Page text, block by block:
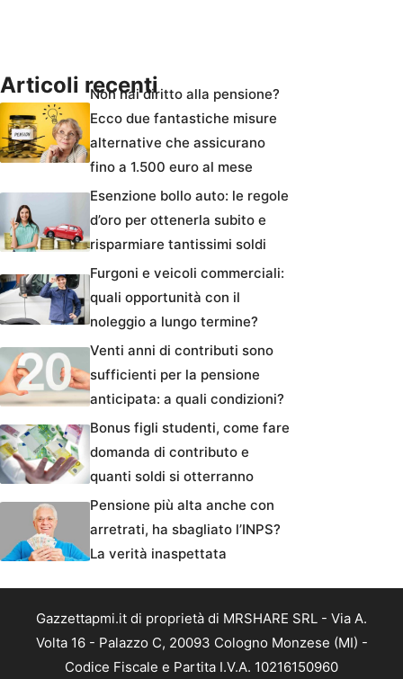
Articoli recentiNon hai diritto alla pensione?
Ecco due fantastiche misure
alternative che assicurano
fino a 1.500 euro al mese
Esenzione bollo auto: le regole
d’oro per ottenerla subito e
risparmiare tantissimi soldi
Furgoni e veicoli commerciali:
quali opportunità con il
noleggio a lungo termine?
Venti anni di contributi sono
sufficienti per la pensione
anticipata: a quali condizioni?
Bonus figli studenti, come fare
domanda di contributo e
quanti soldi si otterranno
Pensione più alta anche con
arretrati, ha sbagliato l’INPS?
La verità inaspettata
Gazzettapmi.it di proprietà di MRSHARE SRL - Via A.
Volta 16 - Palazzo C, 20093 Cologno Monzese (MI) -
Codice Fiscale e Partita I.V.A. 10216150960